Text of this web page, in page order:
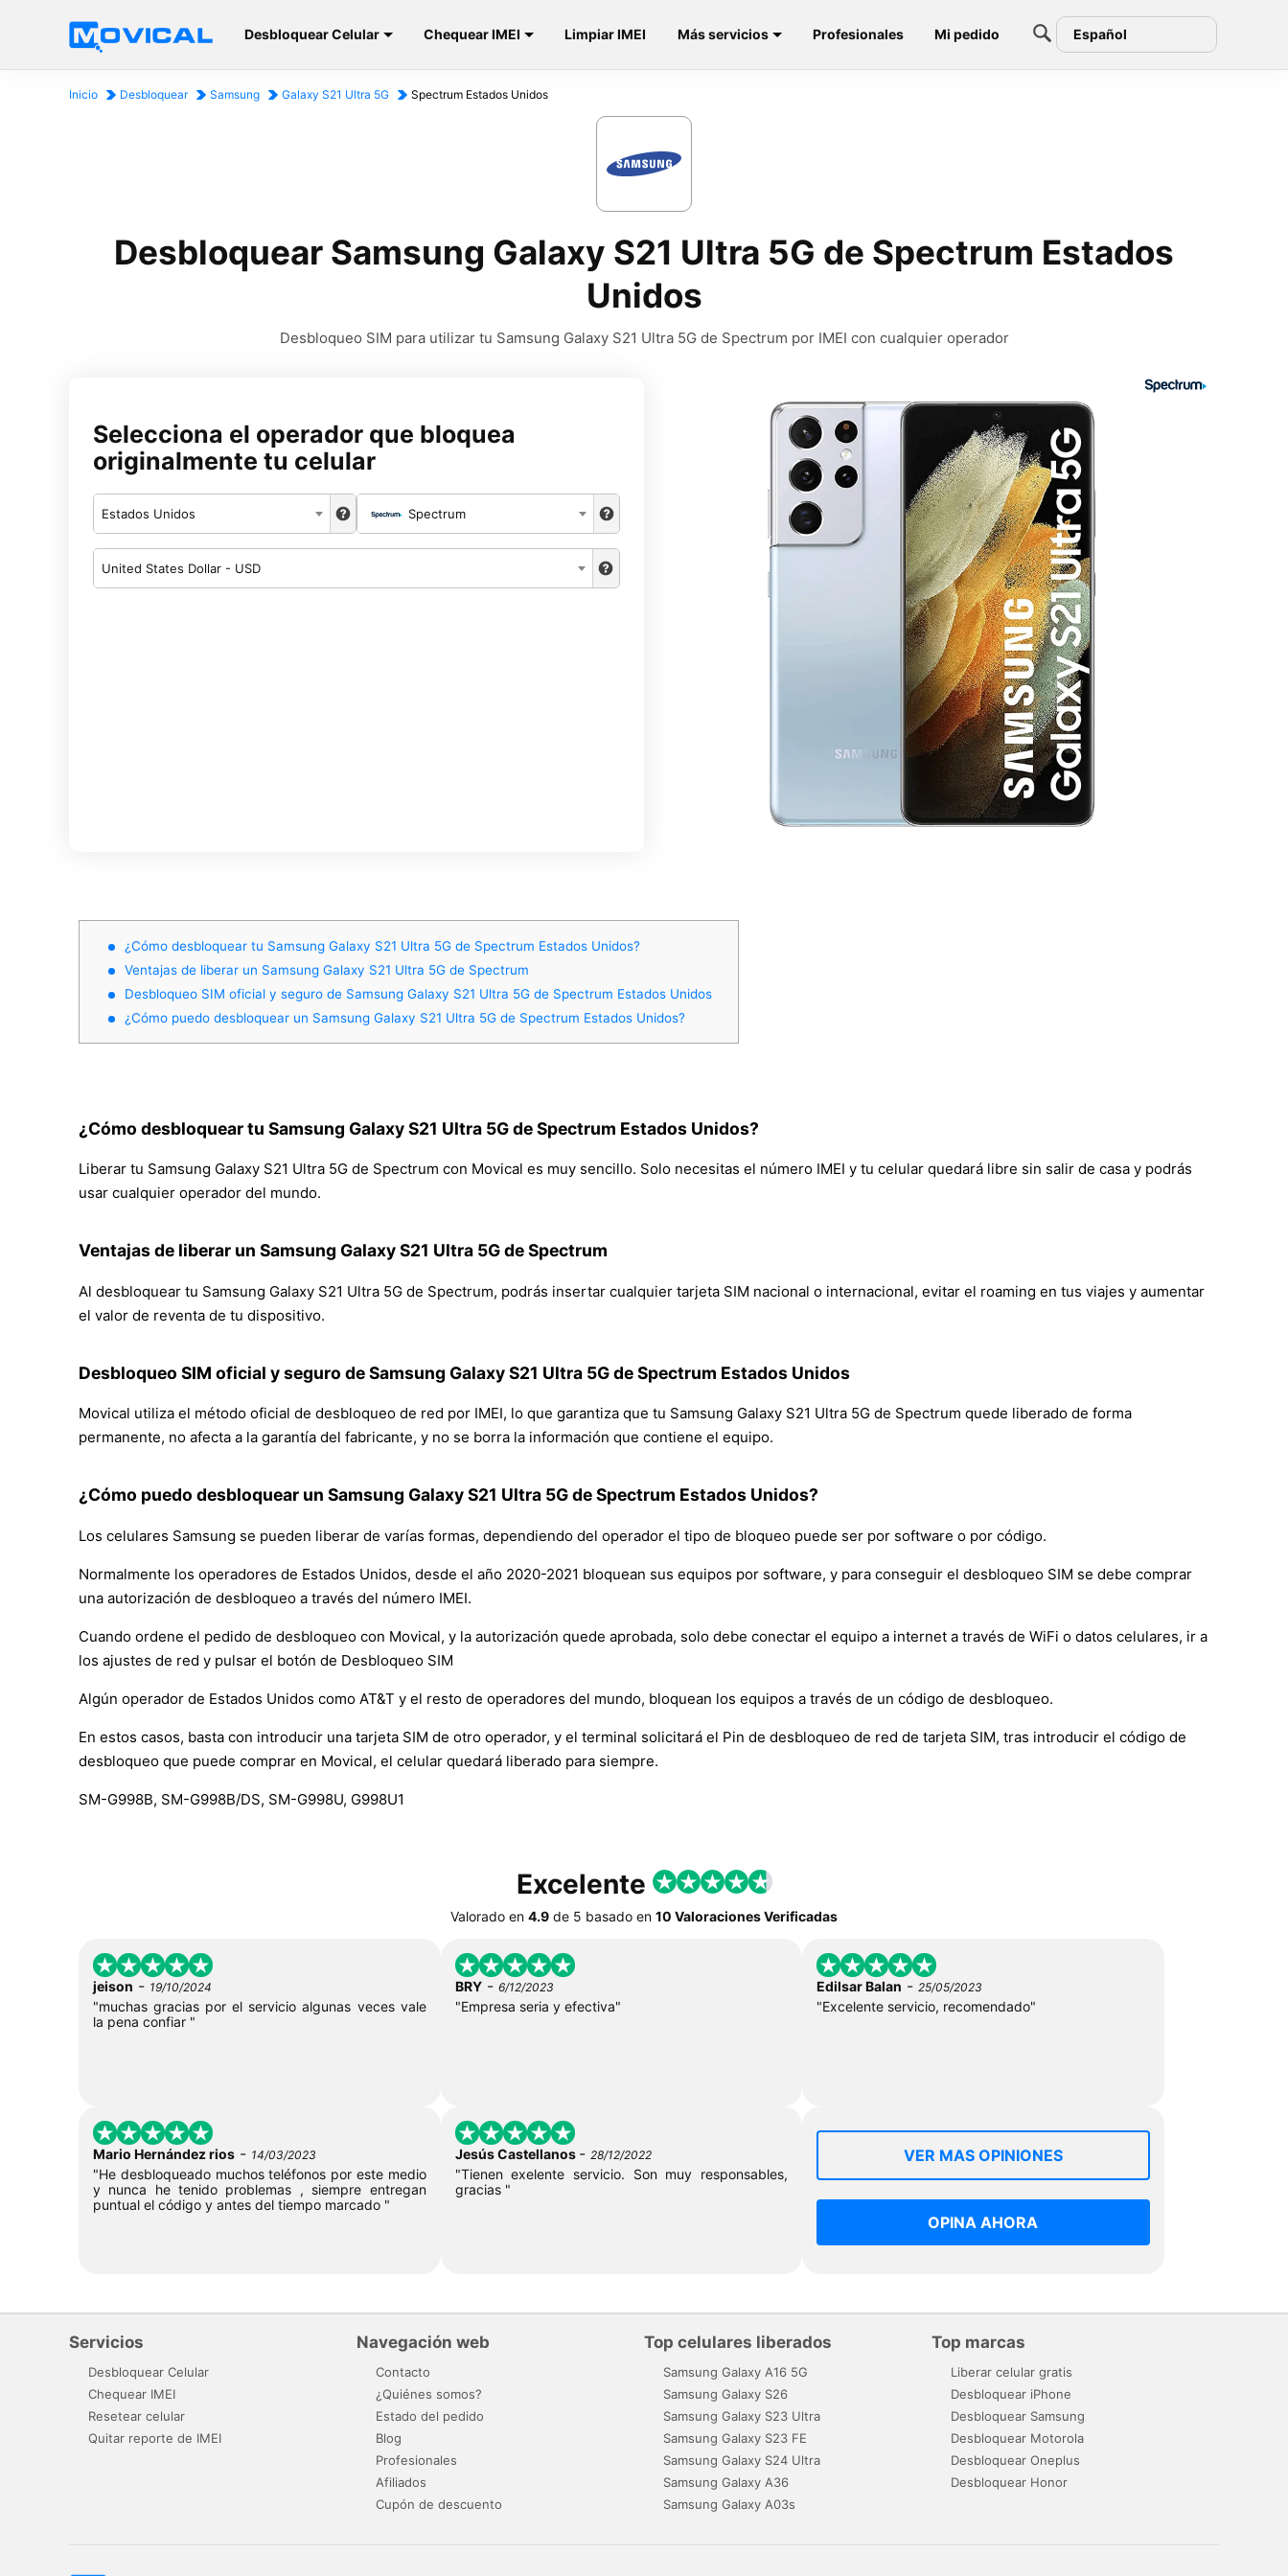
Desbloquear Celular Chequear IMEI Limpiar IMEI Más servicios Profesionales Mi pedido Español
Inicio Desbloquear Samsung Galaxy S21 Ultra 5G Spectrum Estados Unidos
Desbloquear Samsung Galaxy S21 Ultra 5G de Spectrum Estados
Unidos
Desbloqueo SIM para utilizar tu Samsung Galaxy S21 Ultra 5G de Spectrum por IMEI con cualquier operador
Selecciona el operador que bloquea
originalmente tu celular
Estados Unidos Spectrum
United States Dollar - USD
¿Cómo desbloquear tu Samsung Galaxy S21 Ultra 5G de Spectrum Estados Unidos?
Ventajas de liberar un Samsung Galaxy S21 Ultra 5G de Spectrum
Desbloqueo SIM oficial y seguro de Samsung Galaxy S21 Ultra 5G de Spectrum Estados Unidos
¿Cómo puedo desbloquear un Samsung Galaxy S21 Ultra 5G de Spectrum Estados Unidos?
¿Cómo desbloquear tu Samsung Galaxy S21 Ultra 5G de Spectrum Estados Unidos?
Liberar tu Samsung Galaxy S21 Ultra 5G de Spectrum con Movical es muy sencillo. Solo necesitas el número IMEI y tu celular quedará libre sin salir de casa y podrás
usar cualquier operador del mundo.
Ventajas de liberar un Samsung Galaxy S21 Ultra 5G de Spectrum
Al desbloquear tu Samsung Galaxy S21 Ultra 5G de Spectrum, podrás insertar cualquier tarjeta SIM nacional o internacional, evitar el roaming en tus viajes y aumentar
el valor de reventa de tu dispositivo.
Desbloqueo SIM oficial y seguro de Samsung Galaxy S21 Ultra 5G de Spectrum Estados Unidos
Movical utiliza el método oficial de desbloqueo de red por IMEI, lo que garantiza que tu Samsung Galaxy S21 Ultra 5G de Spectrum quede liberado de forma
permanente, no afecta a la garantía del fabricante, y no se borra la información que contiene el equipo.
¿Cómo puedo desbloquear un Samsung Galaxy S21 Ultra 5G de Spectrum Estados Unidos?
Los celulares Samsung se pueden liberar de varías formas, dependiendo del operador el tipo de bloqueo puede ser por software o por código.
Normalmente los operadores de Estados Unidos, desde el año 2020-2021 bloquean sus equipos por software, y para conseguir el desbloqueo SIM se debe comprar
una autorización de desbloqueo a través del número IMEI.
Cuando ordene el pedido de desbloqueo con Movical, y la autorización quede aprobada, solo debe conectar el equipo a internet a través de WiFi o datos celulares, ir a
los ajustes de red y pulsar el botón de Desbloqueo SIM
Algún operador de Estados Unidos como AT&T y el resto de operadores del mundo, bloquean los equipos a través de un código de desbloqueo.
En estos casos, basta con introducir una tarjeta SIM de otro operador, y el terminal solicitará el Pin de desbloqueo de red de tarjeta SIM, tras introducir el código de
desbloqueo que puede comprar en Movical, el celular quedará liberado para siempre.
SM-G998B, SM-G998B/DS, SM-G998U, G998U1
Excelente
Valorado en 4.9 de 5 basado en 10 Valoraciones Verificadas
jeison - 19/10/2024
"muchas gracias por el servicio algunas veces vale
la pena confiar "
BRY- 6/12/2023
"Empresa seria y efectiva"
Edilsar Balan -25/05/2023
"Excelente servicio, recomendado"
Mario Hernández rios - 14/03/2023
"He desbloqueado muchos teléfonos por este medio
y nunca he tenido problemas , siempre entregan
puntual el código y antes del tiempo marcado "
Jesús Castellanos - 28/12/2022
"Tienen exelente servicio. Son muy responsables,
gracias "
VER MAS OPINIONES
OPINA AHORA
Servicios
Desbloquear Celular
Chequear IMEI
Resetear celular
Quitar reporte de IMEI
Navegación web
Contacto
¿Quiénes somos?
Estado del pedido
Blog
Profesionales
Afiliados
Cupón de descuento
Top celulares liberados
Samsung Galaxy A16 5G
Samsung Galaxy S26
Samsung Galaxy S23 Ultra
Samsung Galaxy S23 FE
Samsung Galaxy S24 Ultra
Samsung Galaxy A36
Samsung Galaxy A03s
Top marcas
Liberar celular gratis
Desbloquear iPhone
Desbloquear Samsung
Desbloquear Motorola
Desbloquear Oneplus
Desbloquear Honor